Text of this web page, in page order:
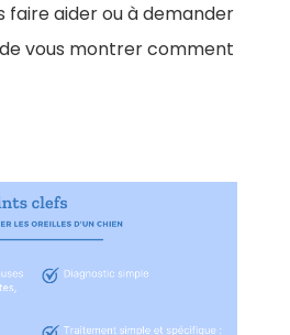
faire aider ou à demander
vous montrer comment